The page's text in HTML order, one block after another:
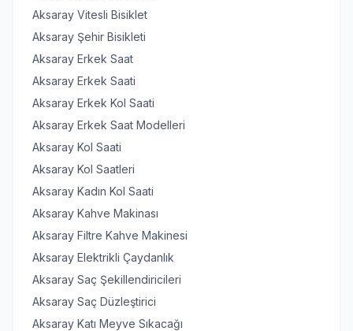
Aksaray Vitesli Bisiklet
Aksaray Şehir Bisikleti
Aksaray Erkek Saat
Aksaray Erkek Saati
Aksaray Erkek Kol Saati
Aksaray Erkek Saat Modelleri
Aksaray Kol Saati
Aksaray Kol Saatleri
Aksaray Kadın Kol Saati
Aksaray Kahve Makinası
Aksaray Filtre Kahve Makinesi
Aksaray Elektrikli Çaydanlık
Aksaray Saç Şekillendiricileri
Aksaray Saç Düzleştirici
Aksaray Katı Meyve Sıkacağı